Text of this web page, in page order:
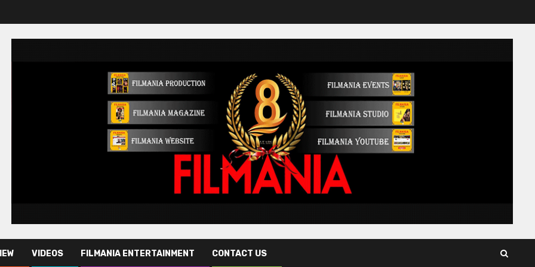
VIDEOS FILMANIA ENTERTAINMENT CONTACT US